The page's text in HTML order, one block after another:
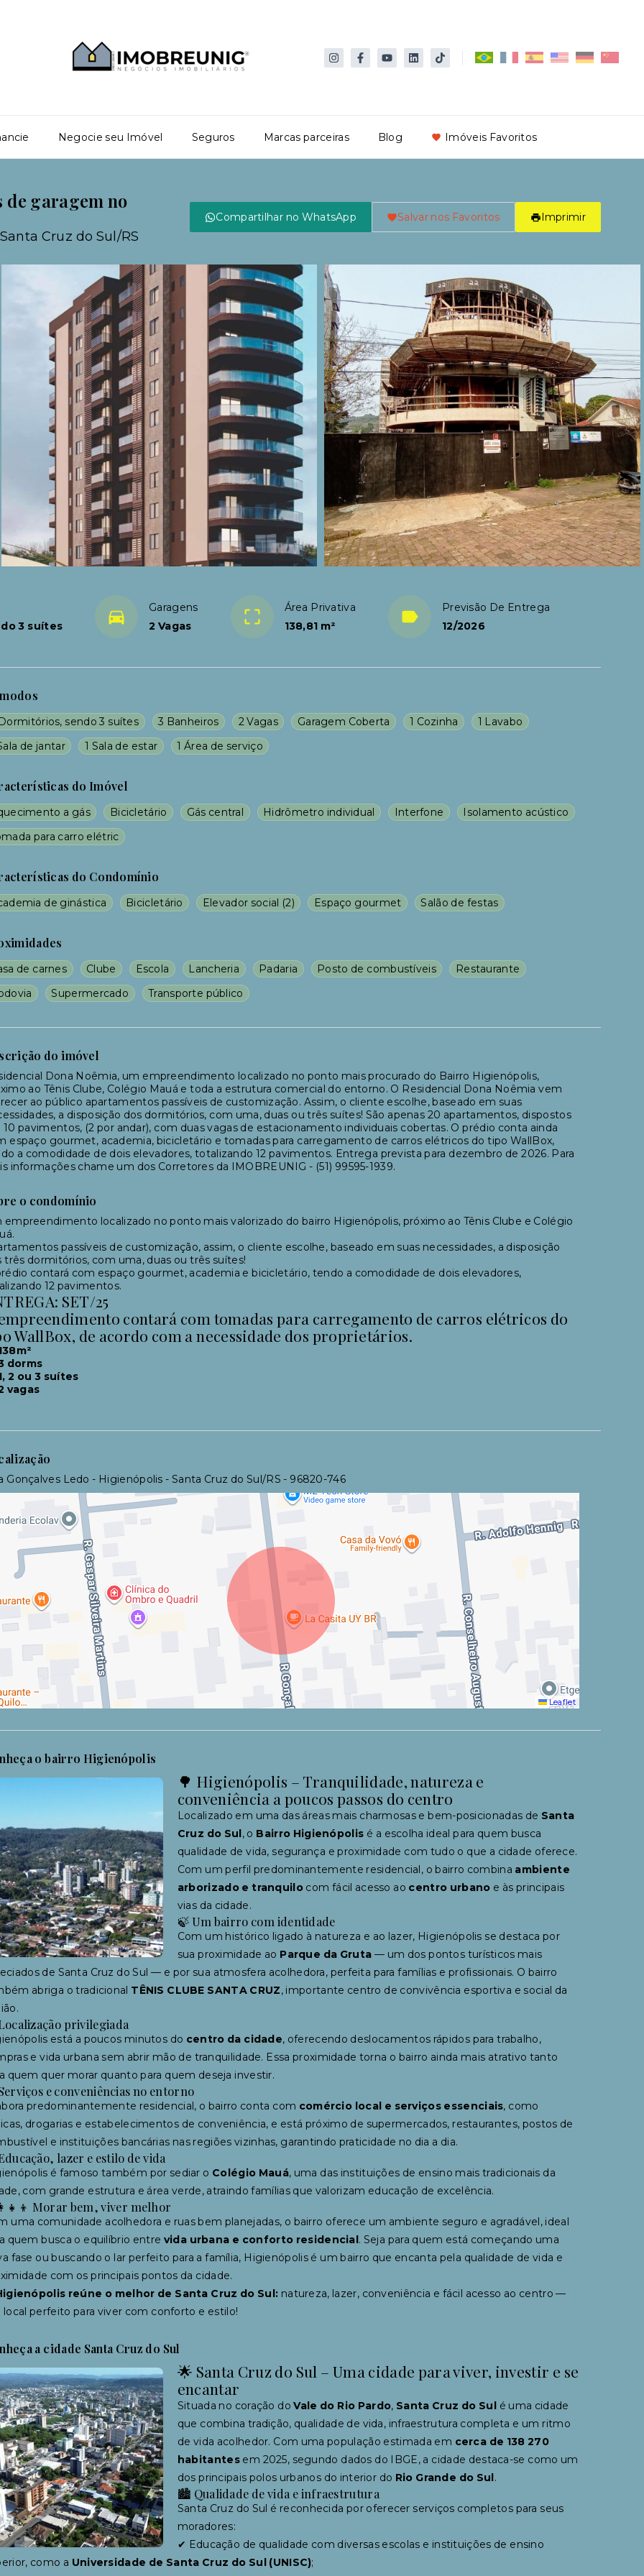
Negocie seu Imóvel Seguros Marcas parceiras Blog Imóveis Favoritos
de garagem no
Cruz do Sul/RS
Compartilhar no WhatsApp Salvar nos Favoritos Imprimir
3 suítes
Garagens
2 Vagas
Área Privativa
138,81 m²
Previsão De Entrega
12/2026
sendo 3 suítes 3 Banheiros 2 Vagas Garagem Coberta 1 Cozinha
1 Lavabo
de jantar
1 Sala de estar 1 Área de serviço
do Imóvel
a gás Bicicletário Gás central Hidrômetro individual Interfone
Isolamento acústico
para carro elétric
do Condomínio
de ginástica Bicicletário Elevador social (2) Espaço gourmet Salão de festas
de carnes Clube Escola Lancheria Padaria Posto de combustíveis
Restaurante
Supermercado Transporte público
do imóvel
Dona Noêmia, um empreendimento localizado no ponto mais procurado do Bairro Higienópolis,
ao Tênis Clube, Colégio Mauá e toda a estrutura comercial do entorno. O Residencial Dona Noêmia vem
ao público apartamentos passíveis de customização. Assim, o cliente escolhe, baseado em suas
a disposição dos dormitórios, com uma, duas ou três suítes! São apenas 20 apartamentos, dispostos
10 pavimentos, (2 por andar), com duas vagas de estacionamento individuais cobertas. O prédio conta ainda
espaço gourmet, academia, bicicletário e tomadas para carregamento de carros elétricos do tipo WallBox,
a comodidade de dois elevadores, totalizando 12 pavimentos. Entrega prevista para dezembro de 2026. Para
informações chame um dos Corretores da IMOBREUNIG - (51) 99595-1939.
o condomínio
empreendimento localizado no ponto mais valorizado do bairro Higienópolis, próximo ao Tênis Clube e Colégio
passíveis de customização, assim, o cliente escolhe, baseado em suas necessidades, a disposição
três dormitórios, com uma, duas ou três suítes!
contará com espaço gourmet, academia e bicicletário, tendo a comodidade de dois elevadores,
12 pavimentos.
SET/25
contará com tomadas para carregamento de carros elétricos do
WallBox, de acordo com a necessidade dos proprietários.
dorms
2 ou 3 suítes
vagas
Gonçalves Ledo - Higienópolis - Santa Cruz do Sul/RS - 96820-746
Leaflet
o bairro Higienópolis
🌳 Higienópolis – Tranquilidade, natureza e
conveniência a poucos passos do centro
Localizado em uma das áreas mais charmosas e bem-posicionadas de Santa
Cruz do Sul, o Bairro Higienópolis é a escolha ideal para quem busca
qualidade de vida, segurança e proximidade com tudo o que a cidade oferece.
Com um perfil predominantemente residencial, o bairro combina ambiente
arborizado e tranquilocom fácil acesso ao centro urbano e às principais
vias da cidade.
🍃 Um bairro com identidade
Com um histórico ligado à natureza e ao lazer, Higienópolis se destaca por
sua proximidade ao Parque da Gruta — um dos pontos turísticos mais
de Santa Cruz do Sul — e por sua atmosfera acolhedora, perfeita para famílias e profissionais. O bairro
abriga o tradicional TÊNIS CLUBE SANTA CRUZ, importante centro de convivência esportiva e social da
privilegiada
está a poucos minutos do centro da cidade, oferecendo deslocamentos rápidos para trabalho,
e vida urbana sem abrir mão de tranquilidade. Essa proximidade torna o bairro ainda mais atrativo tanto
quem quer morar quanto para quem deseja investir.
e conveniências no entorno
predominantemente residencial, o bairro conta com comércio local e serviços essenciais, como
drogarias e estabelecimentos de conveniência, e está próximo de supermercados, restaurantes, postos de
e instituições bancárias nas regiões vizinhas, garantindo praticidade no dia a dia.
lazer e estilo de vida
é famoso também por sediar o Colégio Mauá, uma das instituições de ensino mais tradicionais da
com grande estrutura e área verde, atraindo famílias que valorizam educação de excelência.
Morar bem, viver melhor
uma comunidade acolhedora e ruas bem planejadas, o bairro oferece um ambiente seguro e agradável, ideal
quem busca o equilíbrio entre vida urbana e conforto residencial. Seja para quem está começando uma
fase ou buscando o lar perfeito para a família, Higienópolis é um bairro que encanta pela qualidade de vida e
com os principais pontos da cidade.
reúne o melhor de Santa Cruz do Sul: natureza, lazer, conveniência e fácil acesso ao centro —
local perfeito para viver com conforto e estilo!
a cidade Santa Cruz do Sul
🌟 Santa Cruz do Sul – Uma cidade para viver, investir e se
encantar
Situada no coração doVale do Rio Pardo, Santa Cruz do Sul é uma cidade
que combina tradição, qualidade de vida, infraestrutura completa e um ritmo
de vida acolhedor. Com uma população estimada em cerca de 138 270
habitantesem 2025, segundo dados do IBGE, a cidade destaca-se como um
dos principais polos urbanos do interior do Rio Grande do Sul.
🏙 Qualidade de vida e infraestrutura
Santa Cruz do Sul é reconhecida por oferecer serviços completos para seus
moradores:
✔ Educação de qualidade com diversas escolas e instituições de ensino
como a Universidade de Santa Cruz do Sul (UNISC);